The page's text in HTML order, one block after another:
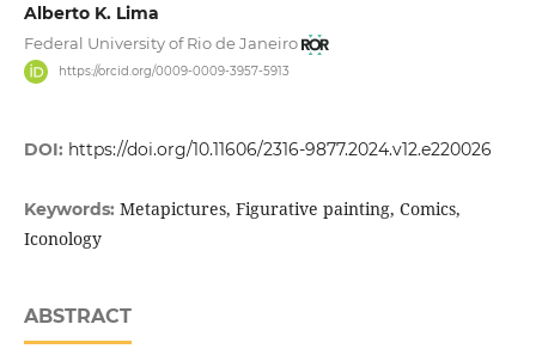
Alberto K. Lima
Federal University of Rio de Janeiro
https://orcid.org/0009-0009-3957-5913
DOI: https://doi.org/10.11606/2316-9877.2024.v12.e220026
Keywords: Metapictures, Figurative painting, Comics,
Iconology
ABSTRACT